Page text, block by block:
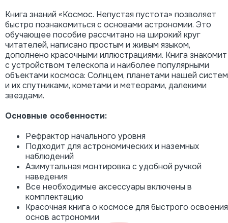
Книга знаний «Космос. Непустая пустота» позволяет
быстро познакомиться с основами астрономии. Это
обучающее пособие рассчитано на широкий круг
читателей, написано простым и живым языком,
дополнено красочными иллюстрациями. Книга знакомит
с устройством телескопа и наиболее популярными
объектами космоса: Солнцем, планетами нашей
и их спутниками, кометами и метеорами, далекими
звездами.
Основные особенности:
Рефрактор начального уровня
Подходит для астрономических и наземных
наблюдений
Азимутальная монтировка с удобной ручкой
наведения
Все необходимые аксессуары включены в
комплектацию
Красочная книга о космосе для быстрого освоения
основ астрономии